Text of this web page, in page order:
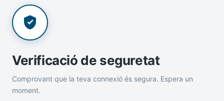
Verificació de seguretat
Comprovant que la teva connexió és segura. Espera un
moment.